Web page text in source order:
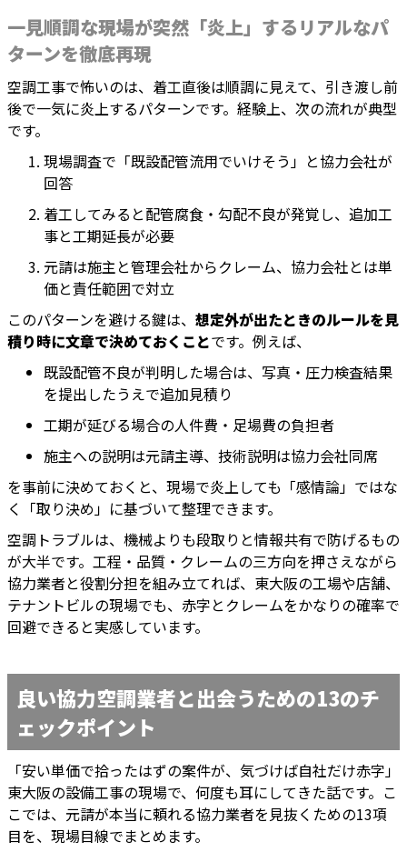
一見順調な現場が突然「炎上」するリアルなパ
ターンを徹底再現
空調工事で怖いのは、着工直後は順調に見えて、引き渡し前
後で一気に炎上するパターンです。経験上、次の流れが典型
です。
現場調査で「既設配管流用でいけそう」と協力会社が
回答
着工してみると配管腐食・勾配不良が発覚し、追加工
事と工期延長が必要
元請は施主と管理会社からクレーム、協力会社とは単
価と責任範囲で対立
このパターンを避ける鍵は、 想定外が出たときのルールを見
積り時に文章で決めておくことです。例えば、
既設配管不良が判明した場合は、写真・圧力検査結果
を提出したうえで追加見積り
工期が延びる場合の人件費・足場費の負担者
施主への説明は元請主導、技術説明は協力会社同席
を事前に決めておくと、現場で炎上しても「感情論」ではな
く「取り決め」に基づいて整理できます。
空調トラブルは、機械よりも段取りと情報共有で防げるもの
が大半です。工程・品質・クレームの三方向を押さえながら
協力業者と役割分担を組み立てれば、東大阪の工場や店舗、
テナントビルの現場でも、赤字とクレームをかなりの確率で
回避できると実感しています。
良い協力空調業者と出会うための13のチ
ェックポイント
「安い単価で拾ったはずの案件が、気づけば自社だけ赤字」
東大阪の設備工事の現場で、何度も耳にしてきた話です。こ
こでは、元請が本当に頼れる協力業者を見抜くための13項
目を、現場目線でまとめます。